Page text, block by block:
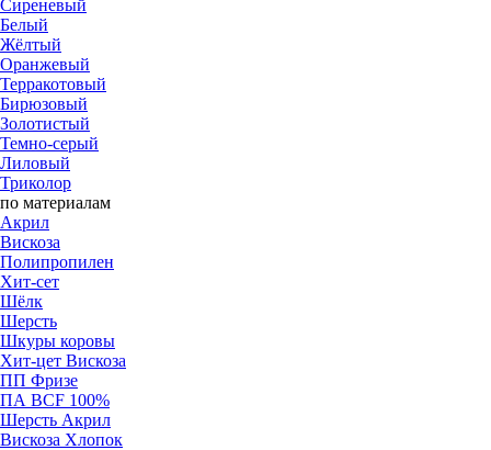
Cиреневый
Белый
Жёлтый
Оранжевый
Терракотовый
Бирюзовый
Золотистый
Темно-серый
Лиловый
Триколор
по материалам
Акрил
Вискоза
Полипропилен
Хит-сет
Шёлк
Шерсть
Шкуры коровы
Хит-цет Вискоза
ПП Фризе
ПА BCF 100%
Шерсть Акрил
Вискоза Хлопок